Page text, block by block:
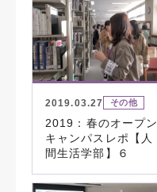
2019.03.27 その他
2019：春のオープン
キャンパスレポ【人
間生活学部】６